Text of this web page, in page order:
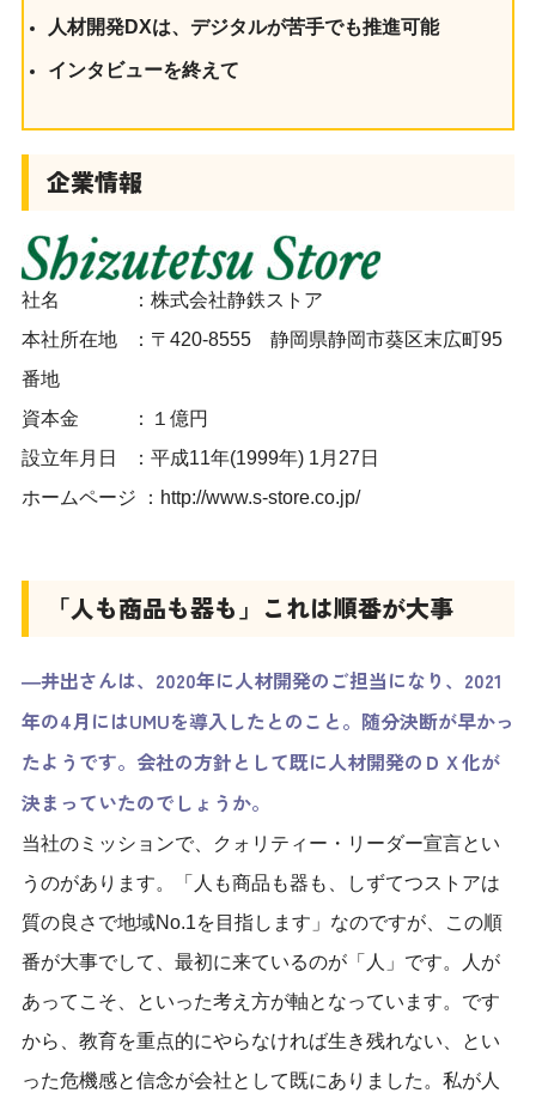
人材開発DXは、デジタルが苦手でも推進可能
インタビューを終えて
企業情報
社名 ： 株式会社静鉄ストア
本社所在地 ：〒420-8555 静岡県静岡市葵区末広町95
番地
資本金 ：１億円
設立年月日 ：平成11年(1999年) 1月27日
ホームページ ： http://www.s-store.co.jp/
「人も商品も器も」これは順番が大事
―井出さんは、2020年に人材開発のご担当になり、2021
年の4月にはUMUを導入したとのこと。随分決断が早かっ
たようです。会社の方針として既に人材開発のＤＸ化が
決まっていたのでしょうか。
当社のミッションで、クォリティー・リーダー宣言とい
うのがあります。
「 人 も商品も器も、 しずてつストアは
質の良さで地域No.1を目指します 」なのですが、この順
番が大事でして、最初に来ているのが「人」です。人が
あってこそ、といった考え方が軸となっています。です
から、 教育を重点的にやらなければ生き残れない、とい
った危機感と信念が会社として既にありました。私が人